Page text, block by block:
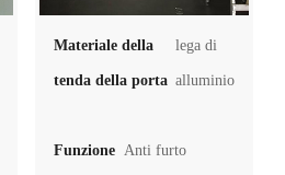
Materiale della
tenda della porta
lega di
alluminio
Funzione Anti furto